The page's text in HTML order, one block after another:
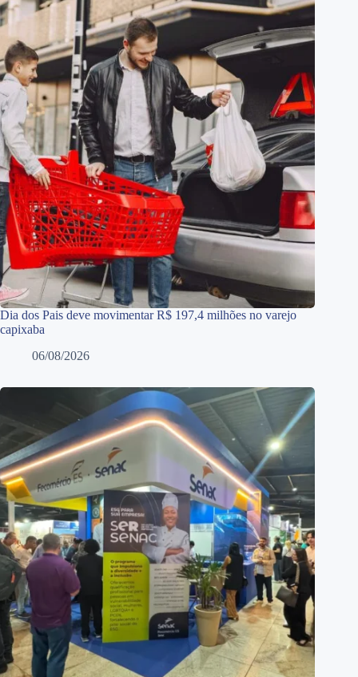
Dia dos Pais deve movimentar R$ 197,4 milhões no varejo
capixaba
06/08/2026